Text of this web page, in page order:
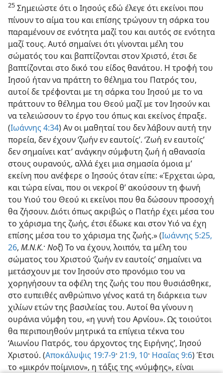
25 Σημειώστε ότι ο Ιησούς εδώ έλεγε ότι εκείνοι που
πίνουν το αίμα του και επίσης τρώγουν τη σάρκα του
παραμένουν σε ενότητα μαζί του και αυτός σε ενότητα
μαζί τους. Αυτό σημαίνει ότι γίνονται μέλη του
σώματός του και βαπτίζονται στον Χριστό, έτσι δε
βαπτίζονται στο δικό του είδος θανάτου. Η τροφή του
Ιησού ήταν να πράττη το θέλημα του Πατρός του,
αυτοί δε τρέφονται με τη σάρκα του Ιησού με το να
πράττουν το θέλημα του Θεού μαζί με τον Ιησούν και
να τελειώσουν το έργο του όπως και εκείνος έπραξε.
(Ιωάννης 4:34) Αν οι μαθηταί του δεν λάβουν αυτή την
πορεία, δεν έχουν ‘ζωήν εν εαυτοίς’. ‘Ζωή εν εαυτοίς’
δεν σημαίνει κατ’ ανάγκην σύμφυτη ζωή ή αθανασία
στους ουρανούς, αλλά έχει μια σημασία όμοια μ’
εκείνη που ανέφερε ο Ιησούς όταν είπε: «Έρχεται ώρα,
και τώρα είναι, που οι νεκροί θ’ ακούσουν τη φωνή
του Υιού του Θεού κι εκείνοι που θα δώσουν προσοχή
θα ζήσουν. Διότι όπως ακριβώς ο Πατήρ έχει μέσα του
το χάρισμα της ζωής, έτσι έδωκε και στον Υιό να έχη
επίσης μέσα του το χάρισμα της ζωής.» (Ιωάννης 5:25,
26, Μ.Ν.Κ.· Νοξ) Το να έχουν, λοιπόν, τα μέλη του
σώματος του Χριστού ‘ζωήν εν εαυτοίς’ σημαίνει να
μετάσχουν με τον Ιησούν στο προνόμιο του να
χορηγήσουν τα οφέλη της ζωής του που θυσιάσθηκε,
στο ευπειθές ανθρώπινο γένος κατά τη διάρκεια των
χιλίων ετών της βασιλείας του. Αυτοί θα γίνουν η
ουράνια νύμφη του, «η γυνή του Αρνίου». Ως τοιούτοι
θα περιποιηθούν μητρικά τα επίγεια τέκνα του
‘Αιωνίου Πατρός, του άρχοντος της Ειρήνης’, Ιησού
Χριστού. (Αποκάλυψις 19:7-9· 21:9, 10· Ησαΐας 9:6) Έτσι
το «μικρόν ποίμνιον», η τάξις της «νύμφης», είναι